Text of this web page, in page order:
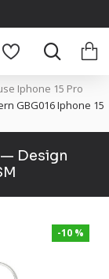
Iphone 15 Pro
GBG016 Iphone 15
— Design
-10 %